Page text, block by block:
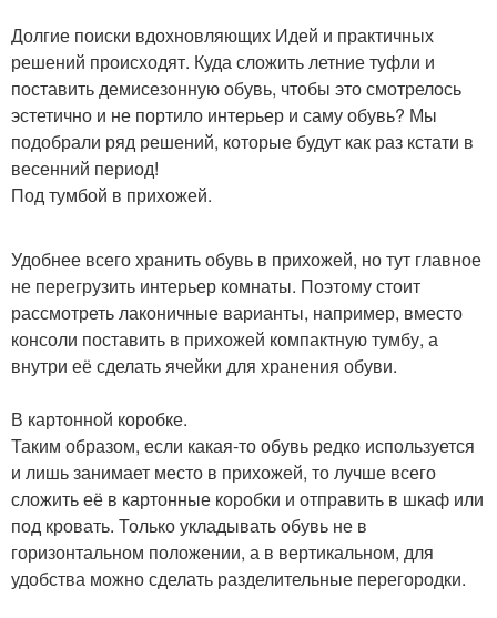
Долгие поиски вдохновляющих Идей и практичных
решений происходят. Куда сложить летние туфли и
поставить демисезонную обувь, чтобы это смотрелось
эстетично и не портило интерьер и саму обувь? Мы
подобрали ряд решений, которые будут как раз кстати в
весенний период!
Под тумбой в прихожей.
Удобнее всего хранить обувь в прихожей, но тут главное
не перегрузить интерьер комнаты. Поэтому стоит
рассмотреть лаконичные варианты, например, вместо
консоли поставить в прихожей компактную тумбу, а
внутри её сделать ячейки для хранения обуви.
В картонной коробке.
Таким образом, если какая-то обувь редко используется
и лишь занимает место в прихожей, то лучше всего
сложить её в картонные коробки и отправить в шкаф или
под кровать. Только укладывать обувь не в
горизонтальном положении, а в вертикальном, для
удобства можно сделать разделительные перегородки.